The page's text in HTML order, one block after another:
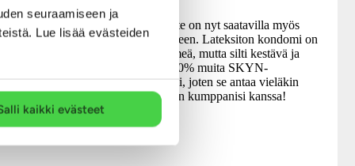
seuraamiseen ja
Lue lisää evästeiden
kaikki evästeet
käsitelty
Suosittu SKYN Elite on nyt saatavilla myös
suurempaan tarpeeseen. Lateksiton kondomi on
ihanan ohut ja pehmeä, mutta silti kestävä ja
turvallinen. Se on 20% muita SKYN-
kondomeja ohuempi, joten se antaa vieläkin
läheisemmän tunteen kumppanisi kanssa!
54.99 €